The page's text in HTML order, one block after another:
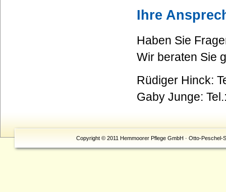
Ihre
Haben Sie
Wir beraten Sie
Rüdiger Hinck:
Gaby Junge:
Copyright © 2011 Hemmoorer Pflege GmbH · Otto-Peschel-